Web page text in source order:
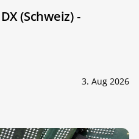
(Schweiz)-
3. Aug 2026